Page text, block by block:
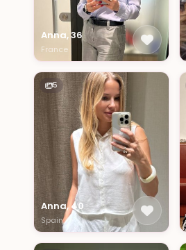
Anna, 36
France
5
Anna, 40
Spain